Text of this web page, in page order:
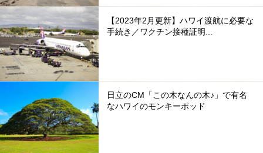
【2023年2月更新】ハワイ渡航に必要な
手続き／ワクチン接種証明...
日立のCM「この木なんの木♪」で有名
なハワイのモンキーポッド